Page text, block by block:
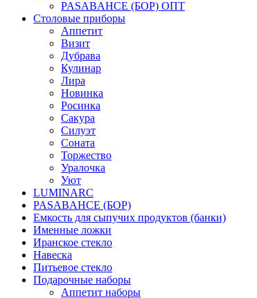
PASABAHCE (БОР) ОПТ
Столовые приборы
Аппетит
Визит
Дубрава
Кулинар
Лира
Новинка
Росинка
Сакура
Силуэт
Соната
Торжество
Уралочка
Уют
LUMINARC
PASABAHCE (БОР)
Емкость для сыпучих продуктов (банки)
Именные ложки
Иранское стекло
Навеска
Питьевое стекло
Подарочные наборы
Аппетит наборы